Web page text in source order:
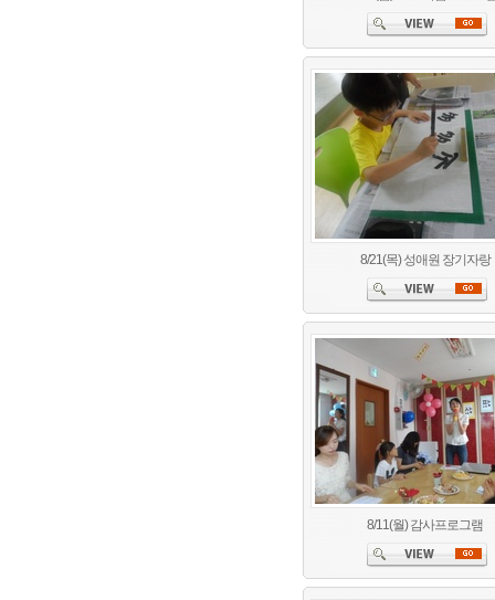
8/21(목) 성애원 장기자랑
8/11(월) 감사프로그램